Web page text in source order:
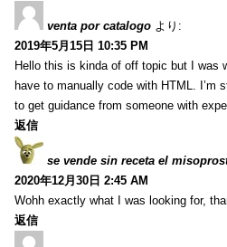
venta por catalogo より:
2019年5月15日 10:35 PM
Hello this is kinda of off topic but I was
have to manually code with HTML. I’m
to get guidance from someone with
返信
se vende sin receta el
2020年12月30日 2:45 AM
Wohh exactly what I was looking for,
返信